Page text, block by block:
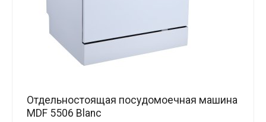
Отдельностоящая посудомоечная машина
MDF 5506 Blanc